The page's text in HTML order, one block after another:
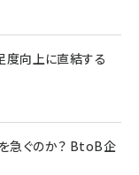
度向上に直結する
急ぐのか？ BtoB企